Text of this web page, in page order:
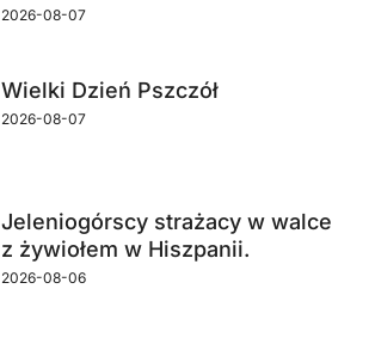
2026-08-07
Wielki Dzień Pszczół
2026-08-07
Jeleniogórscy strażacy w walce
z żywiołem w Hiszpanii.
2026-08-06